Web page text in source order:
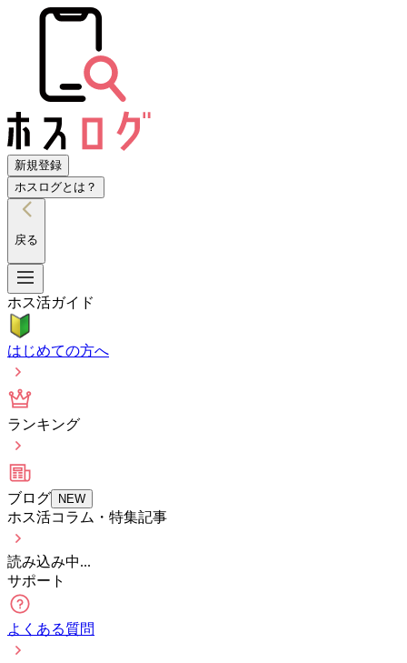
新規登録
ホスログとは？
戻る
ホス活ガイド
はじめての方へ
ランキング
ブログ NEW
ホス活コラム・特集記事
読み込み中...
サポート
よくある質問